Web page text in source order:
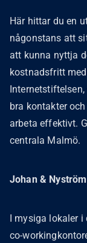
Här hittar du en
någonstans att
att kunna nyttja
kostnadsfritt
bra kontakter
arbeta effektivt.
centrala Malmö.
Johan & Nyström
I mysiga lokaler i
co-